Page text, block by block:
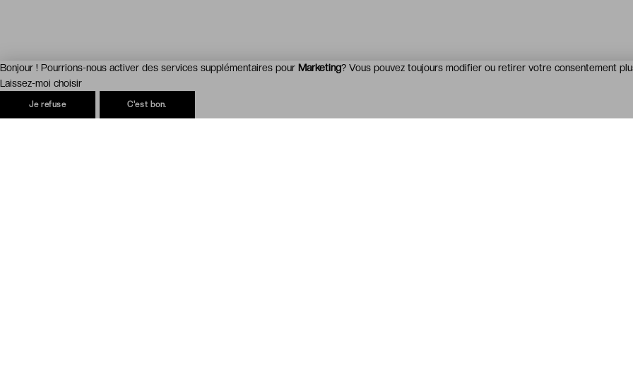
Bonjour ! Pourrions-nous activer des services supplémentaires pour Marketing? Vous pouvez toujours modifier ou retirer votre consentement
Laissez-moi choisir
Je refuse C'est bon.